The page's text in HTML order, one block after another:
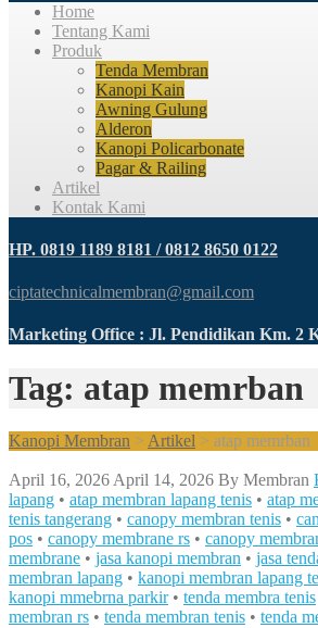
Home
Tentang Kami
Produk
Tenda Membran
Kanopi Kain
Awning Gulung
Alderon
Kanopi Policarbonate
Pagar & Railing
Artikel
Kontak Kami
HP. 0819 1189 8181 / 0812 8650 0122
ciptatechnicalmembran@gmail.com
Marketing Office : Jl. Pendidikan Km. 2
Tag: atap memrban
Kanopi Membran > Artikel > atap memrban
April 16, 2026 April 14, 2026 By Membran
lapang • atap membran lapang tenis • atap
tenis tangerang • canopy membran tenis •
pos • canopy membrane rs • canopy
membrane • jasa kanopi membran • jasa
membran lapang • kanopi membran lapang
kanopi mmebrna parkir• tenda membra tenis
membran rs • tenda membran tenis • tenda